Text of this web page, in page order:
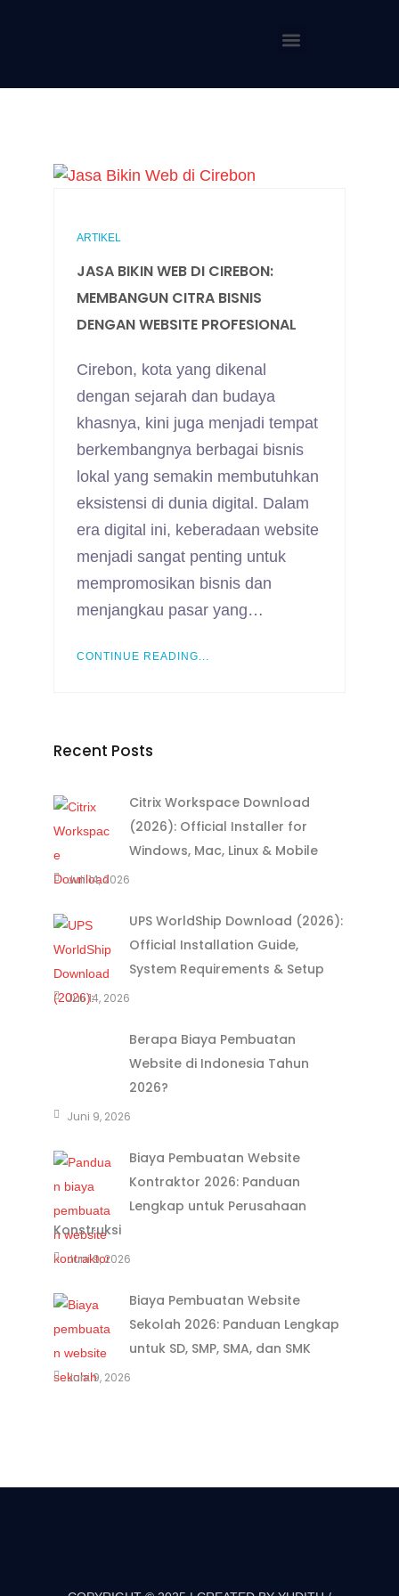
ARTIKEL
JASA BIKIN WEB DI CIREBON:
MEMBANGUN CITRA BISNIS
DENGAN WEBSITE PROFESIONAL
Cirebon, kota yang dikenal
dengan sejarah dan budaya
khasnya, kini juga menjadi tempat
berkembangnya berbagai bisnis
lokal yang semakin membutuhkan
eksistensi di dunia digital. Dalam
era digital ini, keberadaan website
menjadi sangat penting untuk
mempromosikan bisnis dan
menjangkau pasar yang…
CONTINUE READING...
Recent Posts
Citrix Workspace Download
(2026): Official Installer for
Windows, Mac, Linux & Mobile
Juli 14, 2026
UPS WorldShip Download (2026):
Official Installation Guide,
System Requirements & Setup
Juli 14, 2026
Berapa Biaya Pembuatan
Website di Indonesia Tahun
2026?
Juni 9, 2026
Biaya Pembuatan Website
Kontraktor 2026: Panduan
Lengkap untuk Perusahaan
Konstruksi
Juni 9, 2026
Biaya Pembuatan Website
Sekolah 2026: Panduan Lengkap
untuk SD, SMP, SMA, dan SMK
Juni 9, 2026